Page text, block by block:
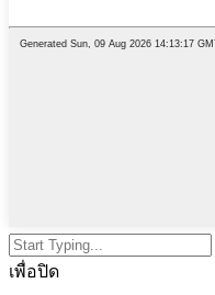
เพื่อปิด